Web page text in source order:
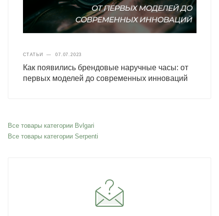
СТАТЬИ — 07.07.2023
Как появились брендовые наручные часы: от
первых моделей до современных инноваций
Все товары категории Bvlgari
Все товары категории Serpenti